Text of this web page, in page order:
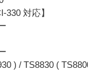
330 対応】
) / TS8830 (